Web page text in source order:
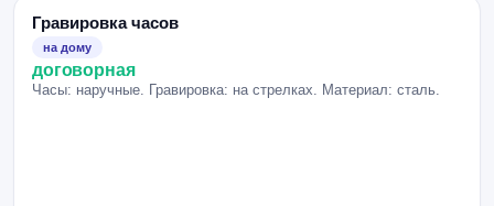
Гравировка часов
на дому
договорная
Часы: наручные. Гравировка: на стрелках. Материал: сталь.